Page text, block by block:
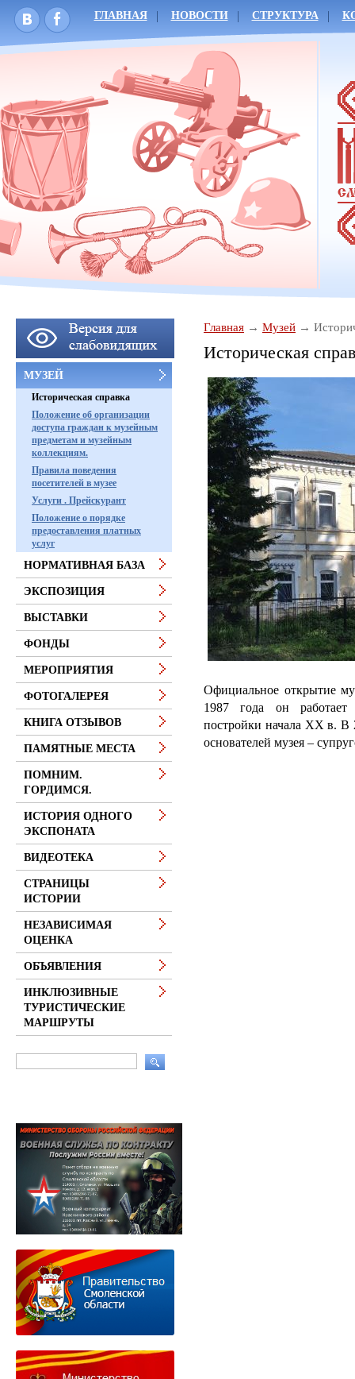
ГЛАВНАЯ НОВОСТИ СТРУКТУРА
Главная Музей
Историческая
Официальное открытие
1987 года он
постройки начала XX в.
основателей музея –
МУЗЕЙ
Историческая справка
Положение об организации
доступа граждан к музейным
предметам и музейным
коллекциям.
Правила поведения
посетителей в музее
Услуги . Прейскурант
Положение о порядке
предоставления платных
услуг
НОРМАТИВНАЯ БАЗА
ЭКСПОЗИЦИЯ
ВЫСТАВКИ
ФОНДЫ
МЕРОПРИЯТИЯ
ФОТОГАЛЕРЕЯ
КНИГА ОТЗЫВОВ
ПАМЯТНЫЕ МЕСТА
ПОМНИМ.
ГОРДИМСЯ.
ИСТОРИЯ ОДНОГО
ЭКСПОНАТА
ВИДЕОТЕКА
СТРАНИЦЫ
ИСТОРИИ
НЕЗАВИСИМАЯ
ОЦЕНКА
ОБЪЯВЛЕНИЯ
ИНКЛЮЗИВНЫЕ
ТУРИСТИЧЕСКИЕ
МАРШРУТЫ